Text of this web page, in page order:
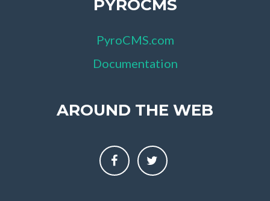
PYROCMS
PyroCMS.com
Documentation
AROUND THE WEB